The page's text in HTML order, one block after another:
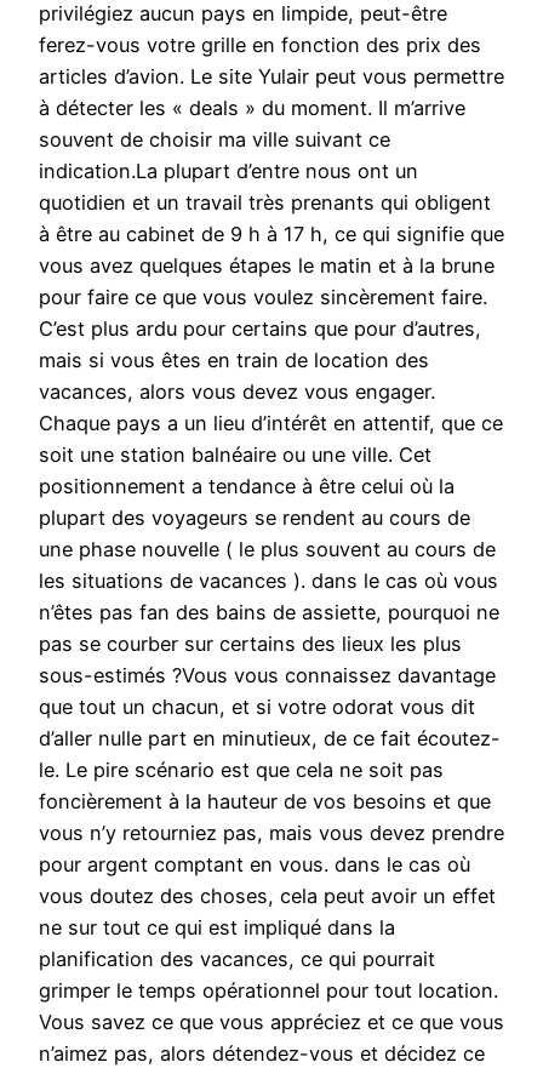
privilégiez aucun pays en limpide, peut-être
ferez-vous votre grille en fonction des prix des
articles d’avion. Le site Yulair peut vous permettre
à détecter les « deals » du moment. Il m’arrive
souvent de choisir ma ville suivant ce
indication.La plupart d’entre nous ont un
quotidien et un travail très prenants qui obligent
à être au cabinet de 9 h à 17 h, ce qui signifie que
vous avez quelques étapes le matin et à la brune
pour faire ce que vous voulez sincèrement faire.
C’est plus ardu pour certains que pour d’autres,
mais si vous êtes en train de location des
vacances, alors vous devez vous engager.
Chaque pays a un lieu d’intérêt en attentif, que ce
soit une station balnéaire ou une ville. Cet
positionnement a tendance à être celui où la
plupart des voyageurs se rendent au cours de
une phase nouvelle ( le plus souvent au cours de
les situations de vacances ). dans le cas où vous
n’êtes pas fan des bains de assiette, pourquoi ne
pas se courber sur certains des lieux les plus
sous-estimés ?Vous vous connaissez davantage
que tout un chacun, et si votre odorat vous dit
d’aller nulle part en minutieux, de ce fait écoutez-
le. Le pire scénario est que cela ne soit pas
foncièrement à la hauteur de vos besoins et que
vous n’y retourniez pas, mais vous devez prendre
pour argent comptant en vous. dans le cas où
vous doutez des choses, cela peut avoir un effet
ne sur tout ce qui est impliqué dans la
planification des vacances, ce qui pourrait
grimper le temps opérationnel pour tout location.
Vous savez ce que vous appréciez et ce que vous
n’aimez pas, alors détendez-vous et décidez ce